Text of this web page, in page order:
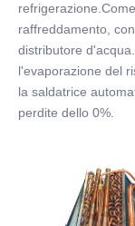
raffreddamento,
distributore
l'evaporazione del
la saldatrice
perdite dello 0%.